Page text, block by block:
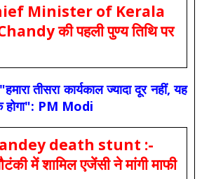
Minister of Kerala
की पहली पुण्य तिथि पर
तीसरा कार्यकाल ज्यादा दूर नहीं, यह
PM Modi
death stunt :-
में शामिल एजेंसी ने मांगी माफी